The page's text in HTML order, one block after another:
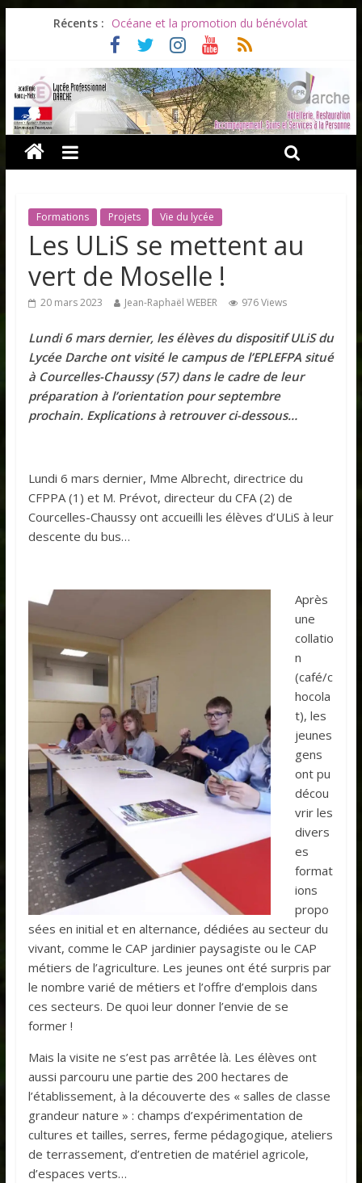
Récents : Océane et la promotion du bénévolat
Bonnes vacances à tous !
Infos rentrée septembre 2026
Soirée d’adieux au Lycée Darche
Les ULiS en haut du podium
Formations Projets Vie du lycée
Les ULiS se mettent au
vert de Moselle !
20 mars 2023 Jean-Raphaël WEBER 976 Views
Lundi 6 mars dernier, les élèves du dispositif ULiS du
Lycée Darche ont visité le campus de l’EPLEFPA situé
à Courcelles-Chaussy (57) dans le cadre de leur
préparation à l’orientation pour septembre
prochain. Explications à retrouver ci-dessous…
Lundi 6 mars dernier, Mme Albrecht, directrice du
CFPPA (1) et M. Prévot, directeur du CFA (2) de
Courcelles-Chaussy ont accueilli les élèves d’ULiS à leur
descente du bus…
Après
une
collatio
n
(café/c
hocola
t), les
jeunes
gens
ont pu
décou
vrir les
divers
es
format
ions
propo
sées en initial et en alternance, dédiées au secteur du
vivant, comme le CAP jardinier paysagiste ou le CAP
métiers de l’agriculture. Les jeunes ont été surpris par
le nombre varié de métiers et l’offre d’emplois dans
ces secteurs. De quoi leur donner l’envie de se
former !
Mais la visite ne s’est pas arrêtée là. Les élèves ont
aussi parcouru une partie des 200 hectares de
l’établissement, à la découverte des « salles de classe
grandeur nature » : champs d’expérimentation de
cultures et tailles, serres, ferme pédagogique, ateliers
de terrassement, d’entretien de matériel agricole,
d’espaces verts…